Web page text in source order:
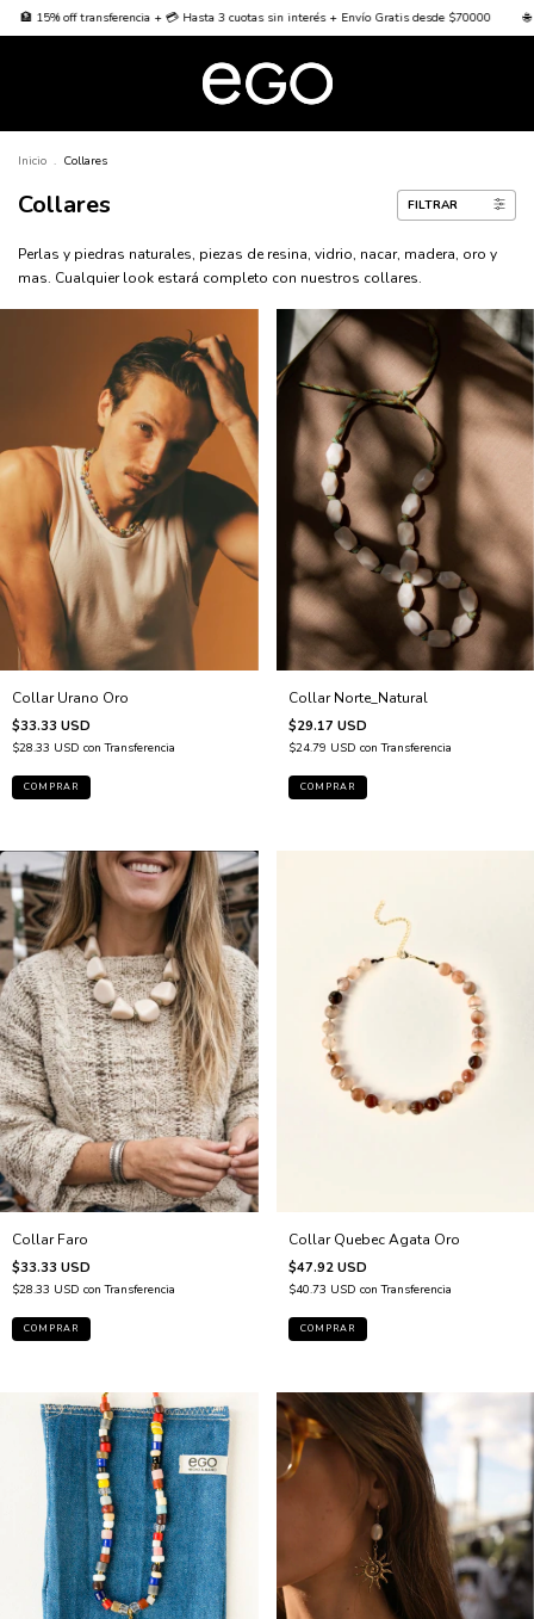
+ 💳 Hasta 3 cuotas sin interés + Envío Gratis desde $70000 🌐 Worldwide Shipping 🌐
Inicio . Collares
Collares FILTRAR
Perlas y piedras naturales, piezas de resina, vidrio, nacar, madera, oro y
mas. Cualquier look estará completo con nuestros collares.
Collar Urano Oro
$33.33 USD
$28.33 USD con Transferencia
Collar Norte_Natural
$29.17 USD
$24.79 USD con Transferencia
Collar Faro
$33.33 USD
$28.33 USD con Transferencia
Collar Quebec Agata Oro
$47.92 USD
$40.73 USD con Transferencia